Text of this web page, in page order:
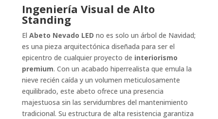
hasta
Ingeniería Visual de Alto
Standing
El Abeto Nevado LED no es solo un árbol de Navidad;
es una pieza arquitectónica diseñada para ser el
epicentro de cualquier proyecto de interiorismo
premium. Con un acabado hiperrealista que emula la
nieve recién caída y un volumen meticulosamente
equilibrado, este abeto ofrece una presencia
majestuosa sin las servidumbres del mantenimiento
tradicional. Su estructura de alta resistencia garantiza